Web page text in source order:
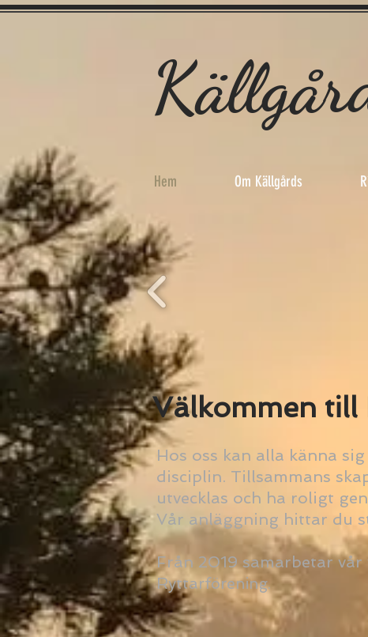
Hem Om Källgårds
Välkommen till
Hos oss kan alla känna
disciplin. Tillsammans
utvecklas och ha roligt
Vår anläggning hittar du
Från 2019 samarbetar
Ryttarförening.